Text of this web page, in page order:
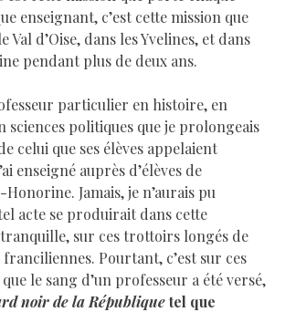
enseignant, c’est cette mission que
Val d’Oise, dans les Yvelines, et dans
pendant plus de deux ans.
particulier en histoire, en
sciences politiques que je prolongeais
celui que ses élèves appelaient
enseigné auprès d’élèves de
Jamais, je n’aurais pu
acte se produirait dans cette
sur ces trottoirs longés de
Pourtant, c’est sur ces
le sang d’un professeur a été versé,
noir de la Républiquetel que